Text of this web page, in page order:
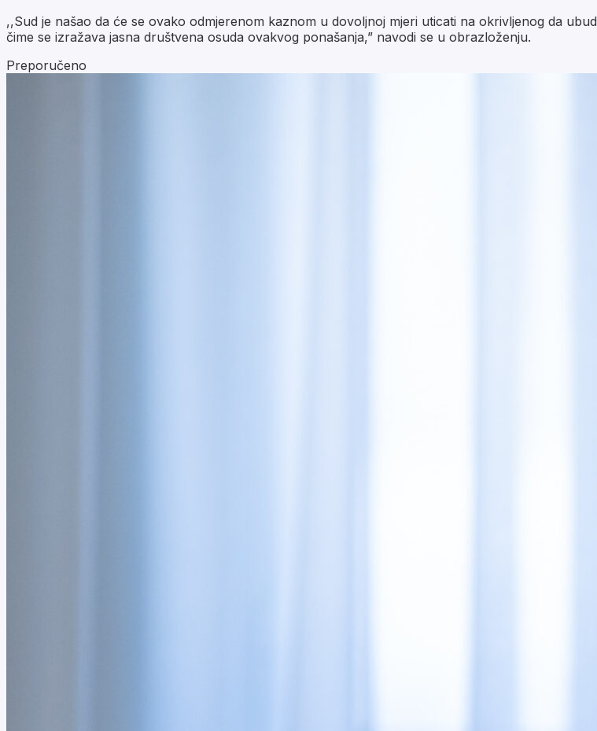
,,Sud je našao da će se ovako odmjerenom kaznom u dovoljnoj mjeri uticati na okrivljenog da
čime se izražava jasna društvena osuda ovakvog ponašanja,” navodi se u obrazloženju.
Preporučeno